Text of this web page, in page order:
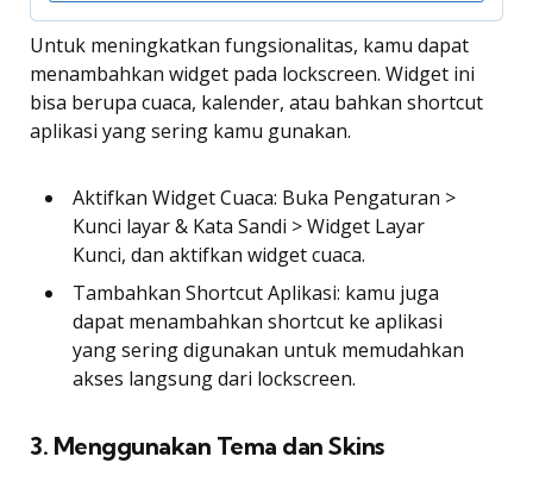
Untuk meningkatkan fungsionalitas, kamu dapat
menambahkan widget pada lockscreen. Widget ini
bisa berupa cuaca, kalender, atau bahkan shortcut
aplikasi yang sering kamu gunakan.
Aktifkan Widget Cuaca: Buka Pengaturan >
Kunci layar & Kata Sandi > Widget Layar
Kunci, dan aktifkan widget cuaca.
Tambahkan Shortcut Aplikasi: kamu juga
dapat menambahkan shortcut ke aplikasi
yang sering digunakan untuk memudahkan
akses langsung dari lockscreen.
3. Menggunakan Tema dan Skins